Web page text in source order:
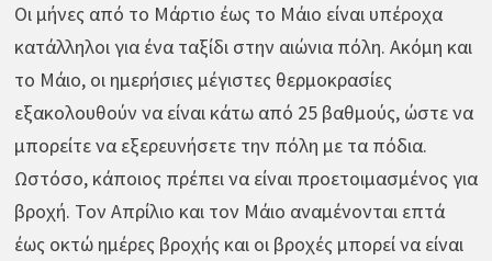
Οι μήνες από το Μάρτιο έως το Μάιο είναι υπέροχα
κατάλληλοι για ένα ταξίδι στην αιώνια πόλη. Ακόμη και
το Μάιο, οι ημερήσιες μέγιστες θερμοκρασίες
εξακολουθούν να είναι κάτω από 25 βαθμούς, ώστε να
μπορείτε να εξερευνήσετε την πόλη με τα πόδια.
Ωστόσο, κάποιος πρέπει να είναι προετοιμασμένος για
βροχή. Τον Απρίλιο και τον Μάιο αναμένονται επτά
έως οκτώ ημέρες βροχής και οι βροχές μπορεί να είναι